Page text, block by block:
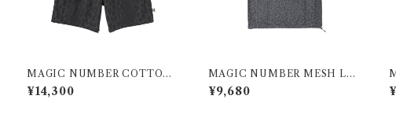
MAGIC NUMBER COTTON
RIP LEOPARD BEACH PANT
S
¥14,300
MAGIC NUMBER MESH LE
OPARD T-SHIRT
¥9,680